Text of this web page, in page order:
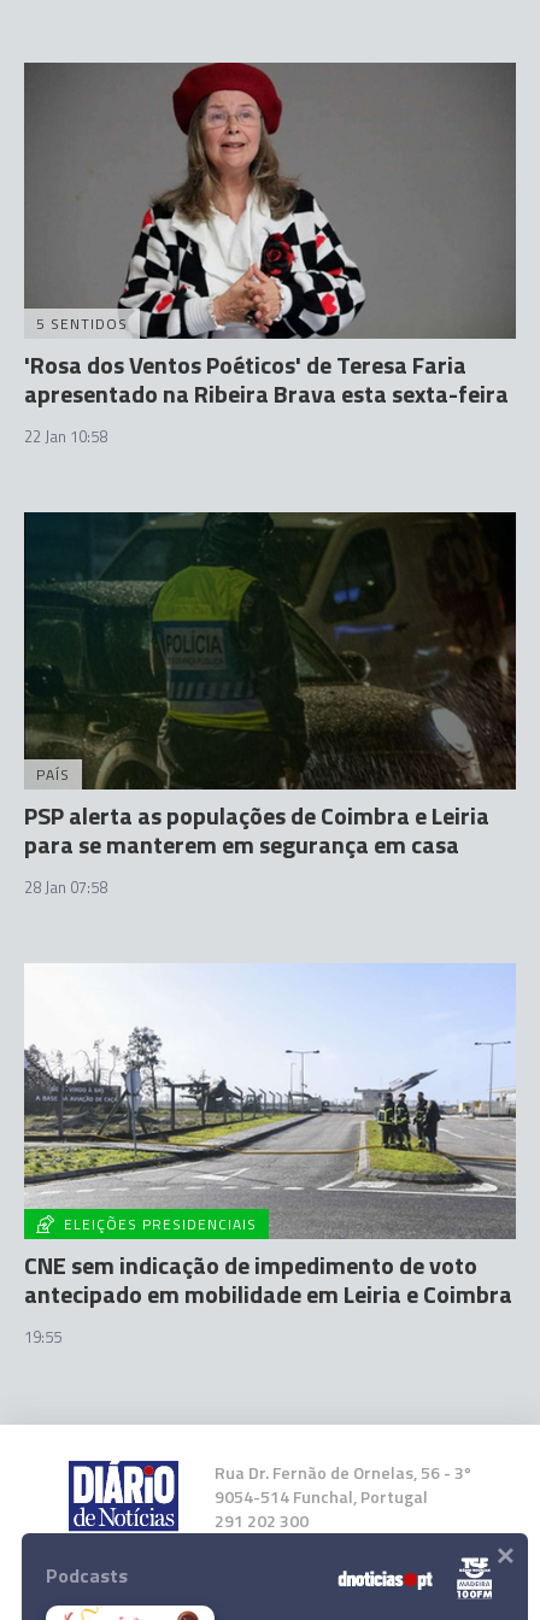
5 SENTIDOS
'Rosa dos Ventos Poéticos' de Teresa Faria
apresentado na Ribeira Brava esta sexta-feira
22 Jan 10:58
PAÍS
PSP alerta as populações de Coimbra e Leiria
para se manterem em segurança em casa
28 Jan 07:58
ELEIÇÕES PRESIDENCIAIS
CNE sem indicação de impedimento de voto
antecipado em mobilidade em Leiria e Coimbra
19:55
Rua Dr. Fernão de Ornelas, 56 - 3º
9054-514 Funchal, Portugal
291 202 300
Instale a nossa App
Podcasts ×